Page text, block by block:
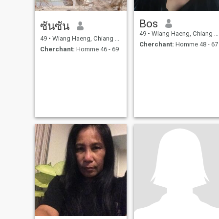
ซันซัน
49 • Wiang Haeng, Chiang Mai, Thailande
Cherchant: Homme 46 - 69
Bos
49 • Wiang Haeng, Chiang Mai, Thailande
Cherchant: Homme 48 - 67